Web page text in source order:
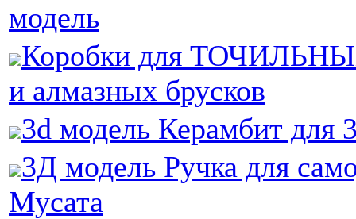
модель
Коробки для
и алмазных брусков
3d модель Керамбит для
3Д модель Ручка для
Мусата